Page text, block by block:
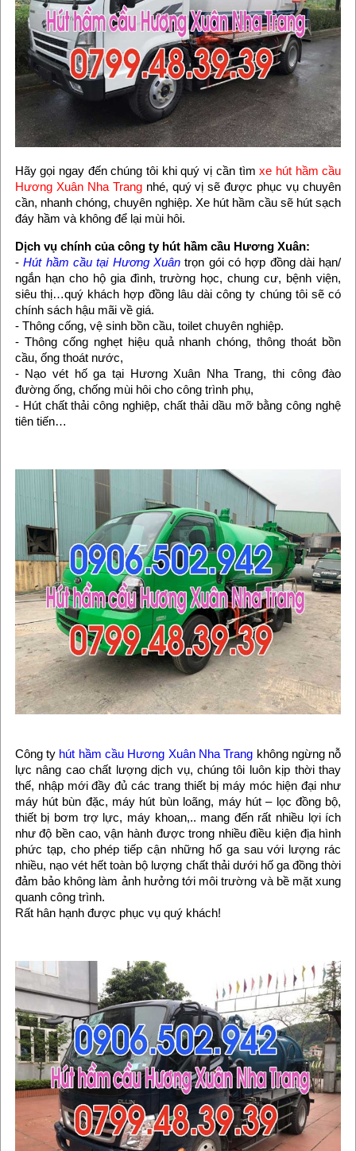
Hãy gọi ngay đến chúng tôi khi quý vị cần tìmxe hút hầm cầu
Hương Xuân Nha Trangnhé, quý vị sẽ được phục vụ chuyên
cần, nhanh chóng, chuyên nghiệp. Xe hút hầm cầu sẽ hút sạch
đáy hầm và không để lại mùi hôi.
Dịch vụ chính của công ty hút hầm cầu Hương Xuân:
-Hút hầm cầu tại Hương Xuântrọn gói có hợp đồng dài hạn/
ngắn hạn cho hộ gia đình, trường học, chung cư, bệnh viện,
siêu thị…quý khách hợp đồng lâu dài công ty chúng tôi sẽ có
chính sách hậu mãi về giá.
- Thông cống, vệ sinh bồn cầu, toilet chuyên nghiệp.
- Thông cống nghẹt hiệu quả nhanh chóng, thông thoát bồn
cầu, ống thoát nước,
- Nạo vét hố ga tại Hương Xuân Nha Trang, thi công đào
đường ống, chống mùi hôi cho công trình phụ,
- Hút chất thải công nghiệp, chất thải dầu mỡ bằng công nghệ
tiên tiến…
Công ty hút hầm cầu Hương Xuân Nha Trang không ngừng nỗ
lực nâng cao chất lượng dịch vụ, chúng tôi luôn kịp thời thay
thế, nhập mới đầy đủ các trang thiết bị máy móc hiện đại như
máy hút bùn đặc, máy hút bùn loãng, máy hút – lọc đồng bộ,
thiết bị bơm trợ lực, máy khoan,.. mang đến rất nhiều lợi ích
như độ bền cao, vận hành được trong nhiều điều kiện địa hình
phức tạp, cho phép tiếp cận những hố ga sau với lượng rác
nhiều, nạo vét hết toàn bộ lượng chất thải dưới hố ga đồng thời
đảm bảo không làm ảnh hưởng tới môi trường và bề mặt xung
quanh công trình.
Rất hân hạnh được phục vụ quý khách!